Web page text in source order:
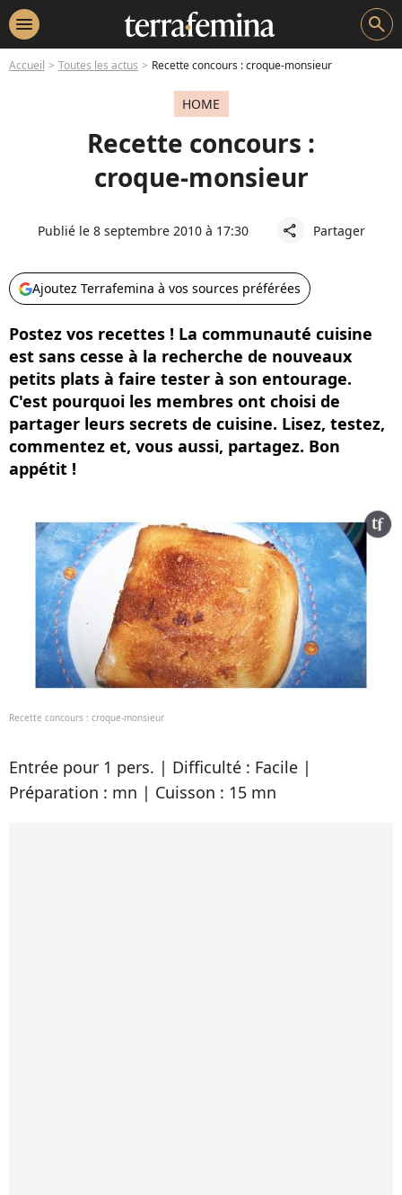
menu search
Accueil Toutes les actus Recette concours : croque-monsieur
HOME
Recette concours :
croque-monsieur
Publié le 8 septembre 2010 à 17:30 share Partager
Ajoutez Terrafemina à vos sources préférées
Postez vos recettes ! La communauté cuisine
est sans cesse à la recherche de nouveaux
petits plats à faire tester à son entourage.
C'est pourquoi les membres ont choisi de
partager leurs secrets de cuisine. Lisez, testez,
commentez et, vous aussi, partagez. Bon
appétit !
Recette concours : croque-monsieur
Entrée pour 1 pers. | Difficulté : Facile |
Préparation : mn | Cuisson : 15 mn